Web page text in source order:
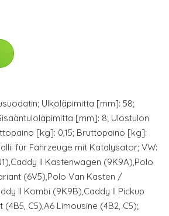
Ulkoläpimitta [mm]: 58;
[mm]: 8; Ulostulon
[kg]: 0,15; Bruttopaino [kg]:
für Fahrzeuge mit Katalysator; VW:
II Kastenwagen (9K9A),Polo
(6V5),Polo Van Kasten /
II Kombi (9K9B),Caddy II Pickup
(4B5, C5),A6 Limousine (4B2, C5);